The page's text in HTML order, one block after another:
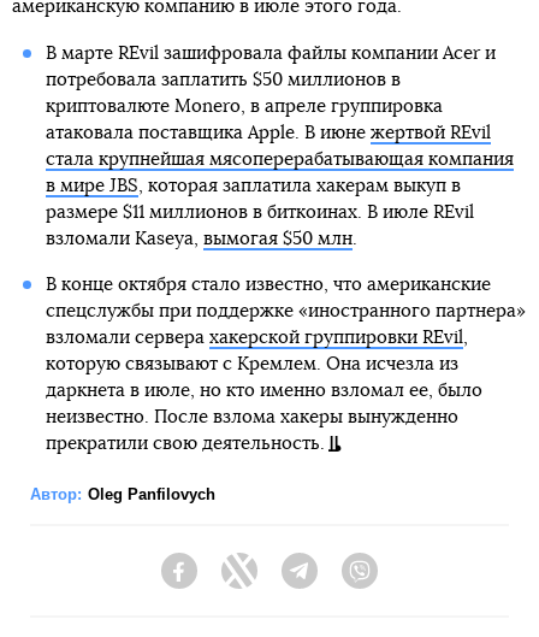
американскую компанию в июле этого года.
В марте REvil зашифровала файлы компании Acer и
потребовала заплатить $50 миллионов в
криптовалюте Monero, в апреле группировка
атаковала поставщика Apple. В июне жертвой REvil
стала крупнейшая мясоперерабатывающая компания
в мире JBS, которая заплатила хакерам выкуп в
размере $11 миллионов в биткоинах. В июле REvil
взломали Kaseya, вымогая $50 млн.
В конце октября стало известно, что американские
спецслужбы при поддержке «иностранного партнера»
взломали сервера хакерской группировки REvil,
которую связывают с Кремлем. Она исчезла из
даркнета в июле, но кто именно взломал ее, было
неизвестно. После взлома хакеры вынужденно
прекратили свою деятельность.
Автор: Oleg Panfilovych
FacebookTwitter Telegram